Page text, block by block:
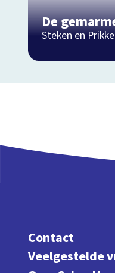
De
Steken en
Contact
Veelgestelde